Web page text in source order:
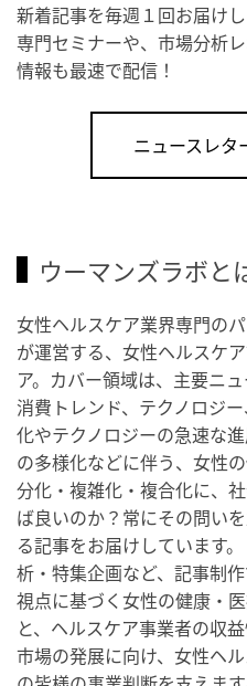
新着記事を毎週１回お届け
専門セミナーや、市場分析
情報も最速で配信！
ニュースレタ
ウーマンズラボと
女性ヘルスケア業界専門の
が運営する、女性ヘルスケ
ア。カバー領域は、主要ニ
消費トレンド、テクノロジ
化やテクノロジーの急速な
の多様化などに伴う、女性
分化・複雑化・複合化に、
ば良いのか？常にその問い
る記事をお届けしています
析・特集企画など、記事制
視点に基づく女性の健康・
と、ヘルスケア事業者の収
市場の発展に向け、女性ヘ